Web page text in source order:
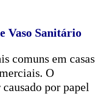
Vaso Sanitário
comuns em casas
O
causado por papel